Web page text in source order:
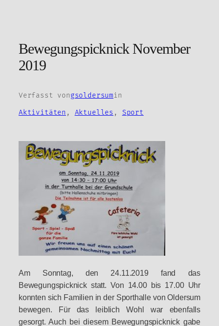
springen
Bewegungspicknick November
2019
Verfasst vongsoldersumin
Aktivitäten , Aktuelles , Sport
Am Sonntag, den 24.11.2019 fand das
Bewegungspicknick statt. Von 14.00 bis 17.00 Uhr
konnten sich Familien in der Sporthalle von Oldersum
bewegen. Für das leiblich Wohl war ebenfalls
gesorgt. Auch bei diesem Bewegungspicknick gabe